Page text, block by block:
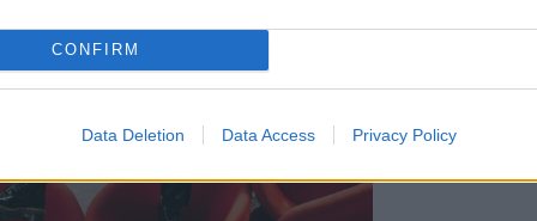
CONFIRM
Data Deletion Data Access Privacy Policy